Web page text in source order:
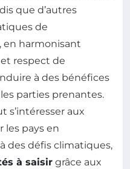
que d’autres
de
en harmonisant
respect de
à des bénéfices
parties prenantes.
s’intéresser aux
les pays en
des défis climatiques,
à saisir grâce aux